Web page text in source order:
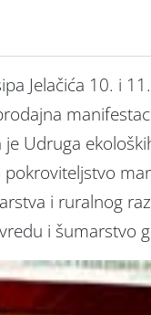
Jelačića 10. i
je Udruga
pokroviteljstvo
i ruralnog
i šumarstvo